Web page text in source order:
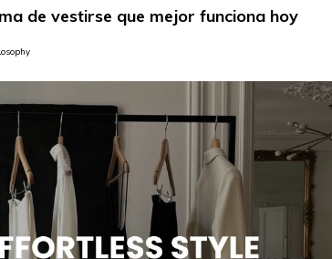
de vestirse que mejor funciona hoy